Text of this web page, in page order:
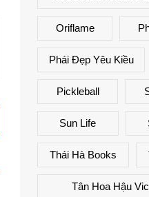
Oriflame
Phái Đẹp Yêu Kiều
Pickleball
Sun Life
Thái Hà Books
Tân Hoa Hậu